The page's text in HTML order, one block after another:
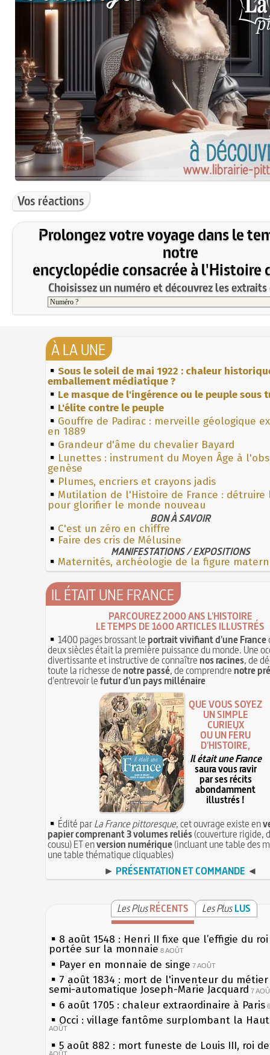
Vos réactions
Prolongez votre voyage dans le
notre
encyclopédie consacrée à l'Histoire
Choisissez un numéro et découvrez les
À LA UNE
Sous le soleil de mai 1922 : chaleur
emballement médiatique ?
Le masque de l'ingérence ou le peuple sous
L'élite contre le peuple
Gouffre de Padirac : merveille géologique
en 1889
Grandeur d'âme du chevalier Bayard
Lunettes : instrument du Moyen Âge à
genèse
Plumes, encriers et crayons jadis
Mutilation de l'Histoire de France : détruire
pour glorifier le monde nouveau
BON À SAVOIR
C'est un zéro en chiffre
Faire des cris de Mélusine
MANIFESTATIONS / EXPOSITIONS
Maternités, archéologie de la figure
IL ÉTAIT UNE FRANCE
PARCOUREZ 2000 ANS L'HISTOIRE
LE TEMPS DE 1600 ARTICLES ILLUSTRÉS
1400 pages brossant leportrait vivifiant d'une France
deux siècles était la première puissance du monde. Une
divertissante et instructive de connaîtrenos racines, de
toute la richesse denotre passé, de comprendrenotre
d'entrevoir lefutur d'un pays millénaire
QUE VOUS SOYEZ
UN SIMPLE
CURIEUX
OU UN FÉRU
D'HISTOIRE,
Il était une France
saura vous ravir
par ses récits
abondamment
illustrés !
Édité parLa France pittoresque, cet ouvrage existe en
papier comprenant 3 volumes reliés(couverture rigide,
cousu) ET enversion numérique(incluant une table des
une table thématique cliquables)
► PRÉSENTATION ET COMMANDE ◄
Les PlusRÉCENTS Les Plus LUS
8 août 1548 : Henri II fixe que l’effigie du
portée sur la monnaie 8 AOÛT
Payer en monnaie de singe 7 AOÛT
7 août 1834 : mort de l'inventeur du
semi-automatique Joseph-Marie Jacquard 7
6 août 1705 : chaleur extraordinaire à Paris
Occi : village fantôme surplombant la
AOÛT
5 août 882 : mort funeste de Louis III, roi